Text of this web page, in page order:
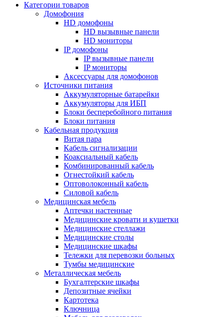
Категории товаров
Домофония
HD домофоны
HD вызывные панели
HD мониторы
IP домофоны
IP вызывные панели
IP мониторы
Аксессуары для домофонов
Источники питания
Аккумуляторные батарейки
Аккумуляторы для ИБП
Блоки бесперебойного питания
Блоки питания
Кабельная продукция
Витая пара
Кабель сигнализации
Коаксиальный кабель
Комбинированный кабель
Огнестойкий кабель
Оптоволоконный кабель
Силовой кабель
Медицинская мебель
Аптечки настенные
Медицинские кровати и кушетки
Медицинские стеллажи
Медицинские столы
Медицинские шкафы
Тележки для перевозки больных
Тумбы медицинские
Металлическая мебель
Бухгалтерские шкафы
Депозитные ячейки
Картотека
Ключница